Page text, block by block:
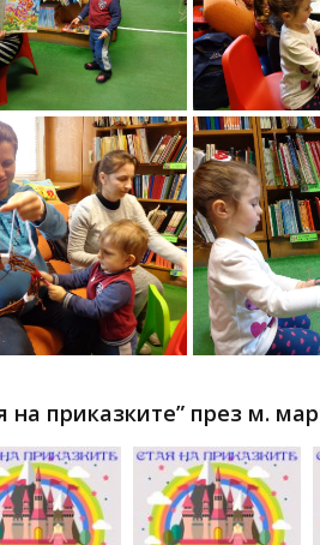
на приказките” през м.